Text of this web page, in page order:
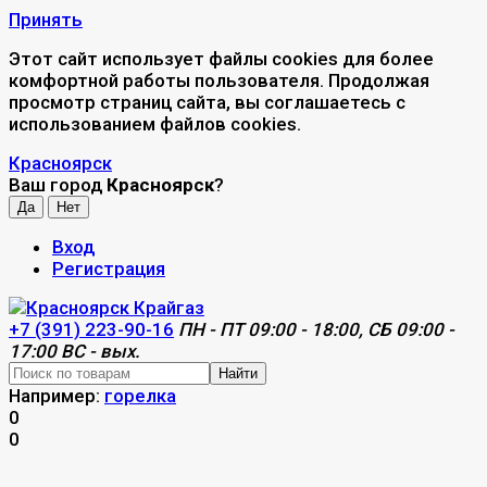
Принять
Этот сайт использует файлы cookies для более
комфортной работы пользователя. Продолжая
просмотр страниц сайта, вы соглашаетесь с
использованием файлов cookies.
Красноярск
Ваш город Красноярск?
Вход
Регистрация
+7 (391) 223-90-16 ПН - ПТ 09:00 - 18:00, СБ 09:00 -
17:00 ВС - вых.
Найти
Например: горелка
0
0